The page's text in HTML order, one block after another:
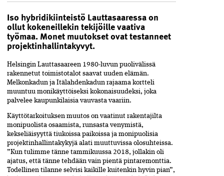
Iso hybridikiinteistö Lauttasaaressa on
ollut kokeneillekin tekijöille vaativa
työmaa. Monet muutokset ovat testanneet
projektinhallintakyvyt.
Helsingin Lauttasaareen 1980-luvun puolivälissä
rakennetut toimistotalot saavat uuden elämän.
Melkonkadun ja Itälahdenkadun rajaama kortteli
muuntuu monikäyttöiseksi kokonaisuudeksi, joka
palvelee kaupunkilaisia vauvasta vaariin.
Käyttötarkoituksen muutos on vaatinut rakentajilta
monipuolista osaamista, runsasta venymistä,
kekseliäisyyttä tiukoissa paikoissa ja monipuolisia
projektinhallintakykyjä alati muuttuvissa olosuhteissa.
”Kun tulimme tänne tammikuussa 2018, jollakin oli
ajatus, että tänne tehdään vain pientä pinta­remonttia.
Todellinen tilanne selvisi kaikille kuitenkin hyvin pian”,